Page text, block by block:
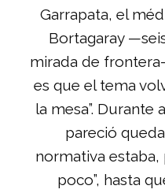
Garrapata, el
Bortagaray
mirada de
es que el tema
la mesa”. Durante
pareció
normativa estaba,
poco”, hasta